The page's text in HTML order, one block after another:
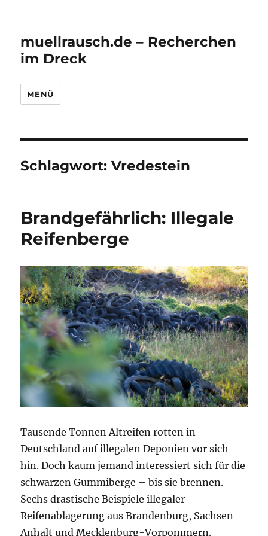
muellrausch.de – Recherchen
im Dreck
MENÜ
Schlagwort:Vredestein
Brandgefährlich: Illegale
Reifenberge
Tausende Tonnen Altreifen rotten in
Deutschland auf illegalen Deponien vor sich
hin. Doch kaum jemand interessiert sich für die
schwarzen Gummiberge – bis sie brennen.
Sechs drastische Beispiele illegaler
Reifenablagerung aus Brandenburg, Sachsen-
Anhalt und Mecklenburg-Vorpommern.